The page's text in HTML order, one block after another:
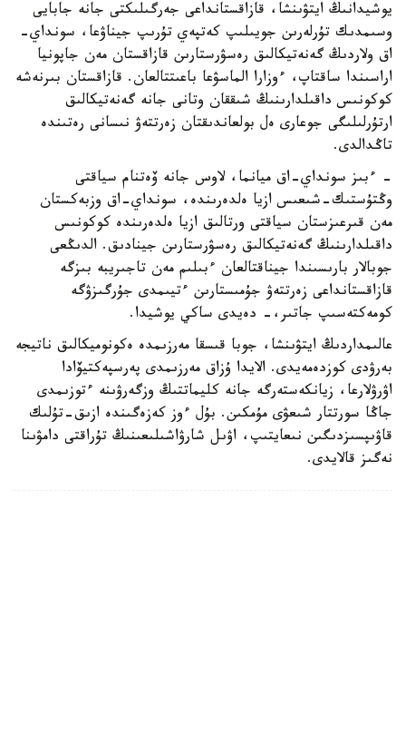
يوشيدانىڭ ايتۋىنشا، قازاقستانداعى جەرگىلىكتى جانە جابايى
وسىمدىك تۇرلەرىن جويىلىپ كەتپەي تۇرىپ جيناۋعا، سونداي-
اق ولاردىڭ گەنەتيكالىق رەسۋرستارىن قازاقستان مەن جاپونيا
اراسىندا ساقتاپ، ءوزارا الماسۋعا باعىتتالعان. قازاقستان بىرنەشە
كوكونىس داقىلدارىنىڭ شىققان وتانى جانە گەنەتيكالىق
ارتۇرلىلىگى جوعارى ەل بولعاندىقتان زەرتتەۋ نىسانى رەتىندە
تاڭدالدى.
- ءبىز سونداي-اق ميانما، لاوس جانە ۆەتنام سياقتى
وڭتۇستىك-شىعىس ازيا ەلدەرىندە، سونداي-اق وزبەكستان
مەن قىرعىزستان سياقتى ورتالىق ازيا ەلدەرىندە كوكونىس
داقىلدارىنىڭ گەنەتيكالىق رەسۋرستارىن جينادىق. الدىڭعى
جوبالار بارىسىندا جيناقتالعان ءبىلىم مەن تاجىريبە بىزگە
قازاقستانداعى زەرتتەۋ جۇمىستارىن ءتيىمدى جۇرگىزۋگە
كومەكتەسىپ جاتىر،- دەيدى ساكي يوشيدا.
عالىمداردىڭ ايتۋىنشا، جوبا قىسقا مەرزىمدە ەكونوميكالىق ناتيجە
بەرۋدى كوزدەمەيدى. الايدا ۇزاق مەرزىمدى پەرسپەكتيۆادا
اۋرۋلارعا، زيانكەستەرگە جانە كليماتتىڭ وزگەرۋىنە ءتوزىمدى
جاڭا سورتتار شىعۋى مۇمكىن. بۇل ءوز كەزەگىندە ازىق-تۇلىك
قاۋىپسىزدىگىن نىعايتىپ، اۋىل شارۋاشىلىعىنىڭ تۇراقتى دامۋىنا
نەگىز قالايدى.